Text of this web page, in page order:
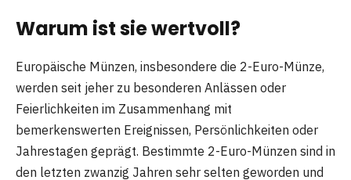
Warum ist sie wertvoll?
Europäische Münzen, insbesondere die 2-Euro-Münze,
werden seit jeher zu besonderen Anlässen oder
Feierlichkeiten im Zusammenhang mit
bemerkenswerten Ereignissen, Persönlichkeiten oder
Jahrestagen geprägt. Bestimmte 2-Euro-Münzen sind in
den letzten zwanzig Jahren sehr selten geworden und